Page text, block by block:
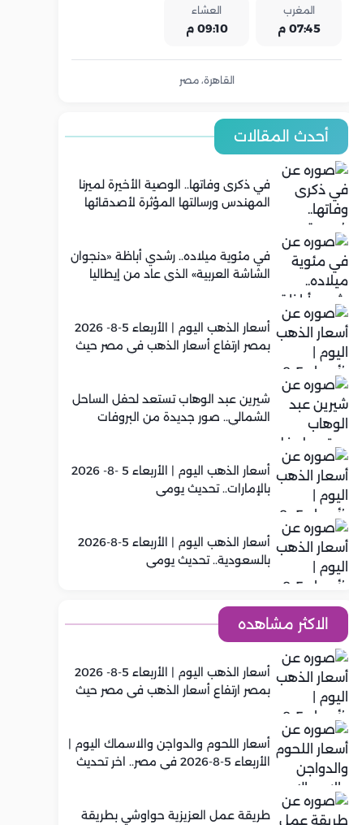
المغرب
07:45 م
العشاء
09:10 م
القاهرة، مصر
أحدث المقالات
في ذكرى وفاتها.. الوصية الأخيرة لميرنا
المهندس ورسالتها المؤثرة لأصدقائها
في مئوية ميلاده.. رشدي أباظة «دنجوان
الشاشة العربية» الذي عاد من إيطاليا
أسعار الذهب اليوم | الأربعاء 5-8- 2026
بمصر ارتفاع أسعار الذهب في مصر حيث
شيرين عبد الوهاب تستعد لحفل الساحل
الشمالي.. صور جديدة من البروفات
أسعار الذهب اليوم | الأربعاء 5 -8- 2026
بالإمارات.. تحديث يومي
أسعار الذهب اليوم | الأربعاء 5-8-2026
بالسعودية.. تحديث يومي
الاكثر مشاهده
أسعار الذهب اليوم | الأربعاء 5-8- 2026
بمصر ارتفاع أسعار الذهب في مصر حيث
أسعار اللحوم والدواجن والاسماك اليوم |
الأربعاء 5-8-2026 في مصر.. اخر تحديث
طريقة عمل العزيزية حواوشي بطريقة